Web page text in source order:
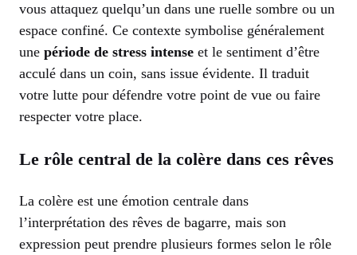
vous attaquez quelqu’un dans une ruelle sombre ou un
espace confiné. Ce contexte symbolise généralement
une période de stress intense et le sentiment d’être
acculé dans un coin, sans issue évidente. Il traduit
votre lutte pour défendre votre point de vue ou faire
respecter votre place.
Le rôle central de la colère dans ces rêves
La colère est une émotion centrale dans
l’interprétation des rêves de bagarre, mais son
expression peut prendre plusieurs formes selon le rôle